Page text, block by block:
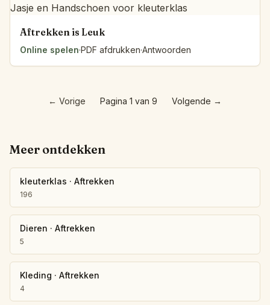
Aftrekken is Leuk
Online spelen·PDF afdrukken·Antwoorden
← Vorige Pagina 1 van 9 Volgende →
Meer ontdekken
kleuterklas · Aftrekken
196
Dieren · Aftrekken
5
Kleding · Aftrekken
4